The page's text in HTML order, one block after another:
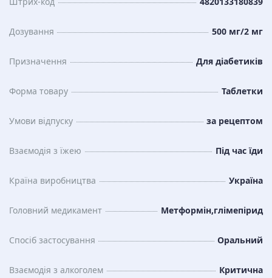
Дозування 500 мг/2 мг
Призначення Для діабетиків
Форма товару Таблетки
Умови відпуску за рецептом
Взаємодія з їжею Під час їди
Країна виробництва Україна
Головний медикамент Метформін,глімепірид
Спосіб застосування Оральний
Взаємодія з алкоголем Критична